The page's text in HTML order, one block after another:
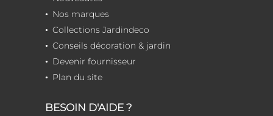
Nos marques
Collections Jardindeco
Conseils décoration & jardin
Devenir fournisseur
Plan du site
BESOIN D'AIDE ?